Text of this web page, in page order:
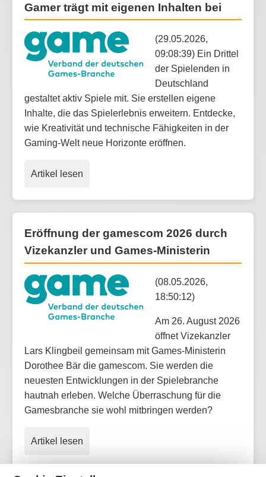
Gamer trägt mit eigenen Inhalten bei
(29.05.2026,
09:08:39) Ein Drittel
der Spielenden in
Deutschland
gestaltet aktiv Spiele mit. Sie erstellen eigene
Inhalte, die das Spielerlebnis erweitern. Entdecke,
wie Kreativität und technische Fähigkeiten in der
Gaming-Welt neue Horizonte eröffnen.
Artikel lesen
Eröffnung der gamescom 2026 durch
Vizekanzler und Games-Ministerin
(08.05.2026,
18:50:12)
Am 26. August 2026
öffnet Vizekanzler
Lars Klingbeil gemeinsam mit Games-Ministerin
Dorothee Bär die gamescom. Sie werden die
neuesten Entwicklungen in der Spielebranche
hautnah erleben. Welche Überraschung für die
Gamesbranche sie wohl mitbringen werden?
Artikel lesen